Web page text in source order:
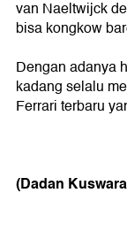
van Naeltwijck
bisa kongkow
Dengan adanya
kadang selalu
Ferrari terbaru
(Dadan